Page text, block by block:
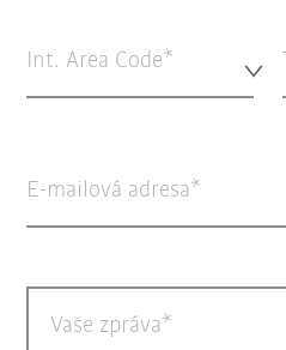
Int. Area Code*
E-mailová adresa
Vaše zpráva